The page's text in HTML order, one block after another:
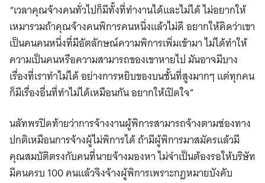
“เวลาคุณจ้างคนทั่วไปก็มีทั้งที่ทํางานได้และไม่ได้ ไม่อยากให้
เหมารวมถ้าคุณจ้างคนพิการคนหนึ่งแล้วไม่ดี อยากให้คิดว่าเขา
เป็นคนคนหนึ่งที่มีอัตลักษณ์ความพิการเพิ่มเข้ามา ไม่ได้ทําให้
ความเป็นคนหรือความสามารถของเขาหายไป มันอาจมีบาง
เรื่องที่เราทำไม่ได้ อย่างการหยิบของบนชั้นที่สูงมากๆ แต่ทุกคน
ก็มีเรื่องอื่นที่ทำไม่ได้เหมือนกัน อยากให้เปิดใจ”
นลัทพรปิดท้ายว่าการจ้างงานผู้พิการสามารถจ้างตามช่องทาง
ปกติเหมือนการจ้างผู้ไม่พิการได้ ถ้ามีผู้พิการมาสมัครแล้วมี
คุณสมบัติตรงกับคนที่นายจ้างมองหา ไม่จำเป็นต้องรอให้บริษัท
มีคนครบ 100 คนแล้วจึงจ้างผู้พิการเพราะกฎหมายบังคับ